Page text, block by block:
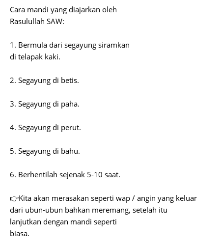
Cara mandi yang diajarkan oleh
Rasulullah SAW:
1. Bermula dari segayung siramkan
di telapak kaki.
2. Segayung di betis.
3. Segayung di paha.
4. Segayung di perut.
5. Segayung di bahu.
6. Berhentilah sejenak 5-10 saat.
👉Kita akan merasakan seperti wap / angin yang keluar
dari ubun-ubun bahkan meremang, setelah itu
lanjutkan dengan mandi seperti
biasa.